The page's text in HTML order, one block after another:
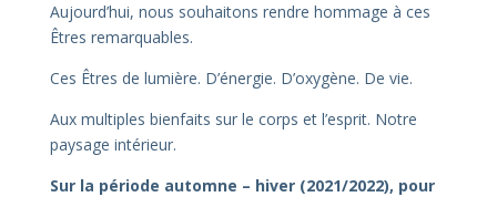
Aujourd’hui, nous souhaitons rendre hommage à ces
Êtres remarquables.
Ces Êtres de lumière. D’énergie. D’oxygène. De vie.
Aux multiples bienfaits sur le corps et l’esprit. Notre
paysage intérieur.
Sur la période automne – hiver (2021/2022), pour